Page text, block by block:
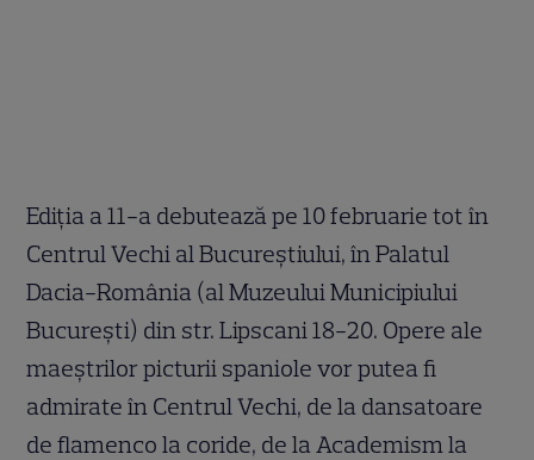
Ediția a 11-a debutează pe 10 februarie tot în
Centrul Vechi al Bucureștiului, în Palatul
Dacia-România (al Muzeului Municipiului
București) din str. Lipscani 18-20. Opere ale
maeștrilor picturii spaniole vor putea fi
admirate în Centrul Vechi, de la dansatoare
de flamenco la coride, de la Academism la